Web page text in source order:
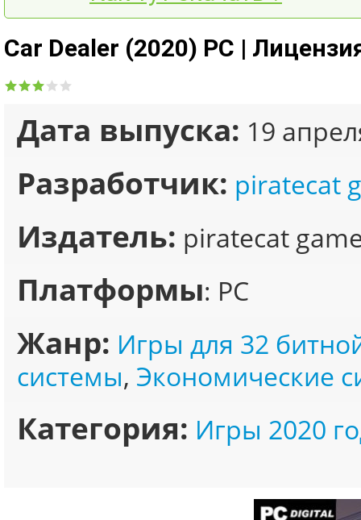
Car Dealer (2020) PC |
Дата выпуска: 19
Разработчик: piratecat
Издатель: piratecat
Платформы: PC
Жанр: Игры для 32
системы, Экономические
Категория: Игры 2020